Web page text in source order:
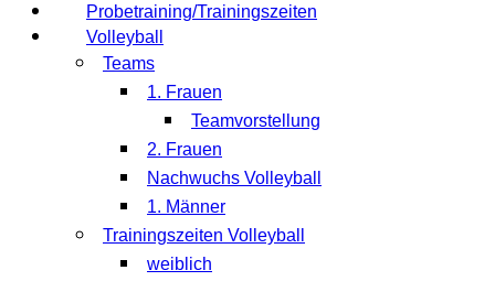
Probetraining/Trainingszeiten
Volleyball
Teams
1. Frauen
Teamvorstellung
2. Frauen
Nachwuchs Volleyball
1. Männer
Trainingszeiten Volleyball
weiblich